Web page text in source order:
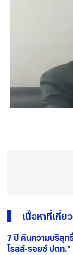
เนื้อหาที่เกี่ย
7 ปี คืนความบริสุ
โรลส์-รอยซ์ ปตท."